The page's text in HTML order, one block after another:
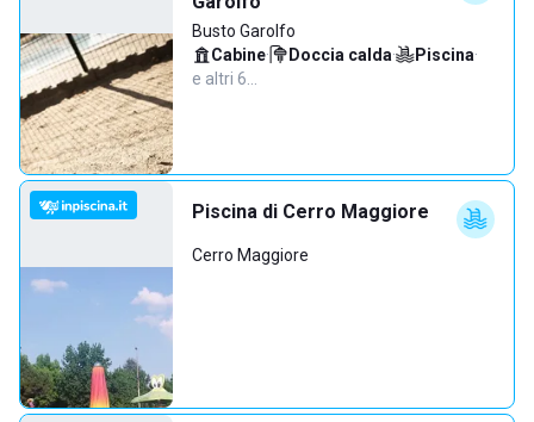
Busto Garolfo
Cabine· Doccia calda· Piscina·
e altri 6…
Piscina di Cerro Maggiore
Cerro Maggiore